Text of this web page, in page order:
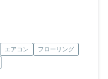
エアコン
フローリング